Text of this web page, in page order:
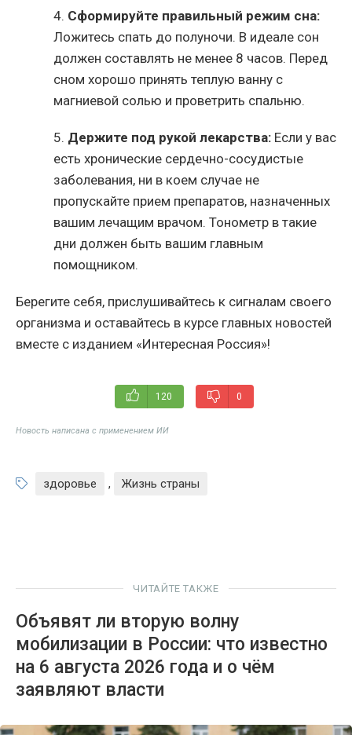
4. Сформируйте правильный режим сна:
Ложитесь спать до полуночи. В идеале сон
должен составлять не менее 8 часов. Перед
сном хорошо принять теплую ванну с
магниевой солью и проветрить спальню.
5. Держите под рукой лекарства: Если у вас
есть хронические сердечно-сосудистые
заболевания, ни в коем случае не
пропускайте прием препаратов, назначенных
вашим лечащим врачом. Тонометр в такие
дни должен быть вашим главным
помощником.
Берегите себя, прислушивайтесь к сигналам своего
организма и оставайтесь в курсе главных новостей
вместе с изданием «Интересная Россия»!
120 0
Новость написана с применением ИИ
здоровье , Жизнь страны
ЧИТАЙТЕ ТАКЖЕ
Объявят ли вторую волну
мобилизации в России: что известно
на 6 августа 2026 года и о чём
заявляют власти